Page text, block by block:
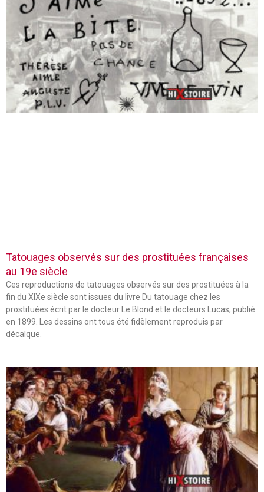
Tatouages observés sur des prostituées françaises
au 19e siècle
Ces reproductions de tatouages observés sur des prostituées à la
fin du XIXe siècle sont issues du livre Du tatouage chez les
prostituées écrit par le docteur Le Blond et le docteurs Lucas, publié
en 1899. Les dessins ont tous été fidèlement reproduis par
décalque.